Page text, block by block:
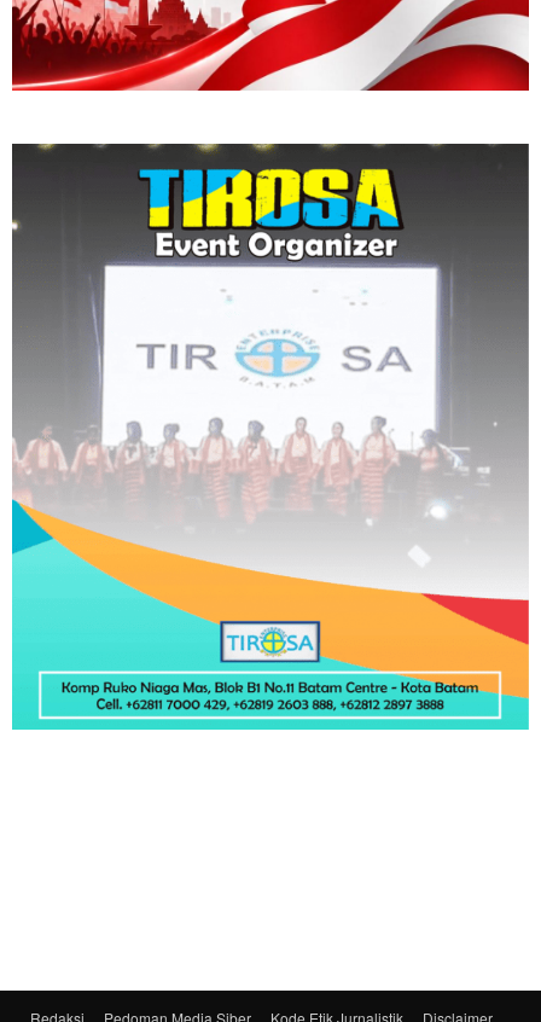
Redaksi Pedoman Media Siber Kode Etik Jurnalistik Disclaimer